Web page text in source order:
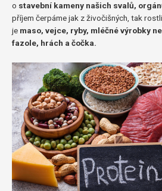
o stavební kameny našich svalů,
příjem čerpáme jak z živočišných, tak
je maso, vejce, ryby, mléčné výrobky
fazole, hrách a čočka.